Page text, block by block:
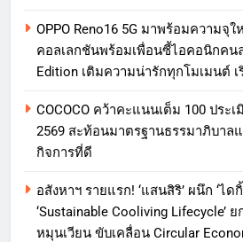
OPPO Reno16 5G มาพร้อมความจุใ
คอลเลกชันพร้อมเพื่อนซี้ไอคอนิกคน
Edition เติมความน่ารักทุกโมเมนต์ เ
COCOCO คว้าคะแนนเต็ม 100 ประ
2569 สะท้อนมาตรฐานธรรมาภิบาล
กิจการที่ดี
อสังหาฯ รายแรก! ‘แสนสิริ’ ผนึก ‘ได
‘Sustainable Cooliving Lifecycle’
หมุนเวียน ขับเคลื่อน Circular